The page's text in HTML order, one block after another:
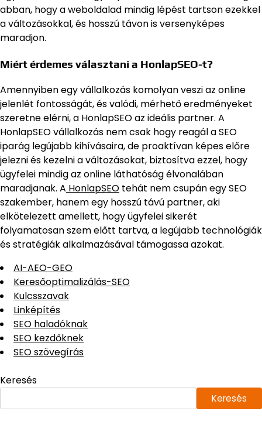
abban, hogy a weboldalad mindig lépést tartson ezekkel
a változásokkal, és hosszú távon is versenyképes
maradjon.
Miért érdemes választani a HonlapSEO-t?
Amennyiben egy vállalkozás komolyan veszi az online
jelenlét fontosságát, és valódi, mérhető eredményeket
szeretne elérni, a HonlapSEO az ideális partner. A
HonlapSEO vállalkozás nem csak hogy reagál a SEO
iparág legújabb kihívásaira, de proaktívan képes előre
jelezni és kezelni a változásokat, biztosítva ezzel, hogy
ügyfelei mindig az online láthatóság élvonalában
maradjanak. A HonlapSEO tehát nem csupán egy SEO
szakember, hanem egy hosszú távú partner, aki
elkötelezett amellett, hogy ügyfelei sikerét
folyamatosan szem előtt tartva, a legújabb technológiák
és stratégiák alkalmazásával támogassa azokat.
AI-AEO-GEO
Keresőoptimalizálás-SEO
Kulcsszavak
Linképítés
SEO haladóknak
SEO kezdőknek
SEO szövegírás
Keresés
Keresés